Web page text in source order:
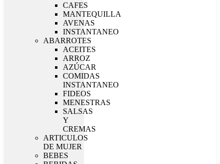
CAFES
MANTEQUILLA
AVENAS
INSTANTANEO
ABARROTES
ACEITES
ARROZ
AZÚCAR
COMIDAS
INSTANTANEO
FIDEOS
MENESTRAS
SALSAS
Y
CREMAS
ARTICULOS
DE MUJER
BEBES